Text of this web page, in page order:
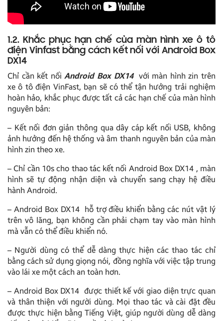
1.2. Khắc phục hạn chế của màn hình xe ô tô
điện Vinfast bằng cách kết nối với Android Box
DX14
Chỉ cần kết nối Android Box DX14 với màn hình zin trên
xe ô tô điện VinFast, bạn sẽ có thể tận hưởng trải nghiệm
hoàn hảo, khắc phục được tất cả các hạn chế của màn hình
nguyên bản:
– Kết nối đơn giản thông qua dây cáp kết nối USB, không
ảnh hưởng đến hệ thống và âm thanh nguyên bản của màn
hình zin theo xe.
– Chỉ cần 10s cho thao tác kết nối Android Box DX14 , màn
hình sẽ tự động nhận diện và chuyển sang chạy hệ điều
hành Android.
– Android Box DX14 hỗ trợ điều khiển bằng các nút vật lý
trên vô lăng, bạn không cần phải chạm tay vào màn hình
mà vẫn có thể điều khiển nó.
– Người dùng có thể dễ dàng thực hiện các thao tác chỉ
bằng cách sử dụng giọng nói, đồng nghĩa với việc tập trung
vào lái xe một cách an toàn hơn.
– Android Box DX14 được thiết kế với giao diện trực quan
và thân thiện với người dùng. Mọi thao tác và cài đặt đều
được thực hiện bằng Tiếng Việt, giúp người dùng dễ dàng